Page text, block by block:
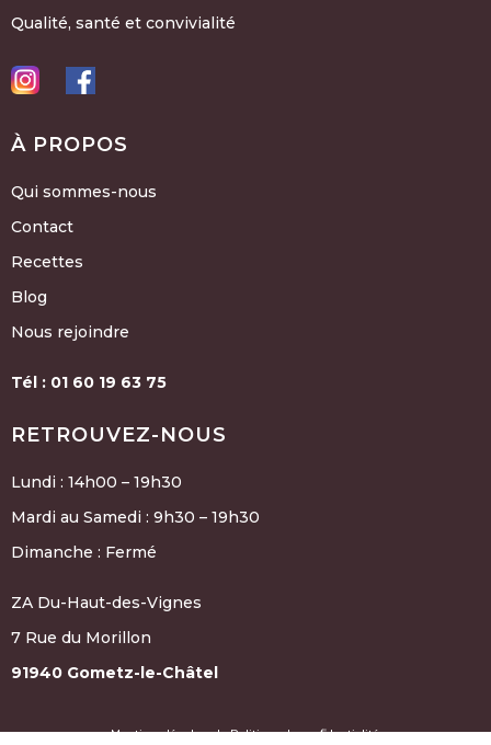
Qualité, santé et convivialité
À PROPOS
Qui sommes-nous
Contact
Recettes
Blog
Nous rejoindre
Tél : 01 60 19 63 75
RETROUVEZ-NOUS
Lundi : 14h00 – 19h30
Mardi au Samedi : 9h30 – 19h30
Dimanche : Fermé
ZA Du-Haut-des-Vignes
7 Rue du Morillon
91940 Gometz-le-Châtel
Mentions légales I Politique de confidentialité